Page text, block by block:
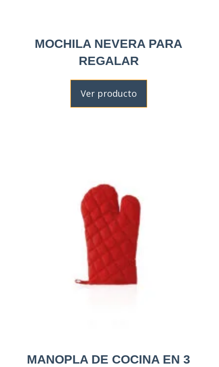
MOCHILA NEVERA PARA
REGALAR
Ver producto
MANOPLA DE COCINA EN 3